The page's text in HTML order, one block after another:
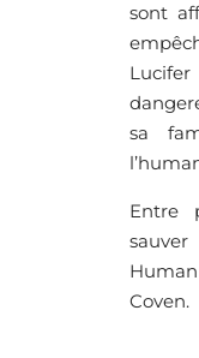
sont
Lucifer
sa
Entre
Coven.